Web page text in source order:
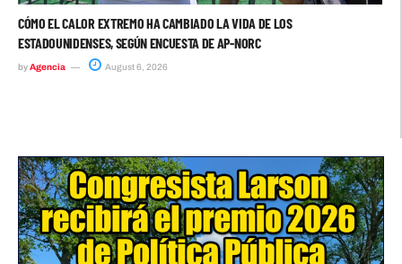
CÓMO EL CALOR EXTREMO HA CAMBIADO LA VIDA DE LOS
ESTADOUNIDENSES, SEGÚN ENCUESTA DE AP-NORC
byAgencia August 6, 2026